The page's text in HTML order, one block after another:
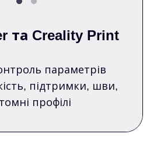
та Creality Print
параметрів
підтримки, шви,
профілі